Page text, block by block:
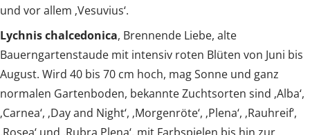
und vor allem ‚Vesuvius‘.
Lychnis chalcedonica, Brennende Liebe, alte
Bauerngartenstaude mit intensiv roten Blüten von Juni bis
August. Wird 40 bis 70 cm hoch, mag Sonne und ganz
normalen Gartenboden, bekannte Zuchtsorten sind ‚Alba‘,
‚Carnea‘, ‚Day and Night‘, ‚Morgenröte‘, ‚Plena‘, ‚Rauhreif‘,